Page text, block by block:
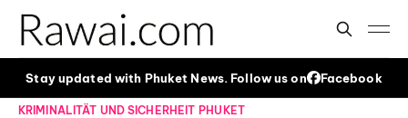
Stay updated with Phuket News. Follow us on Facebook
KRIMINALITÄT UND SICHERHEIT PHUKET